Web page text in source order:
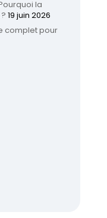
la
19 juin 2026
complet pour